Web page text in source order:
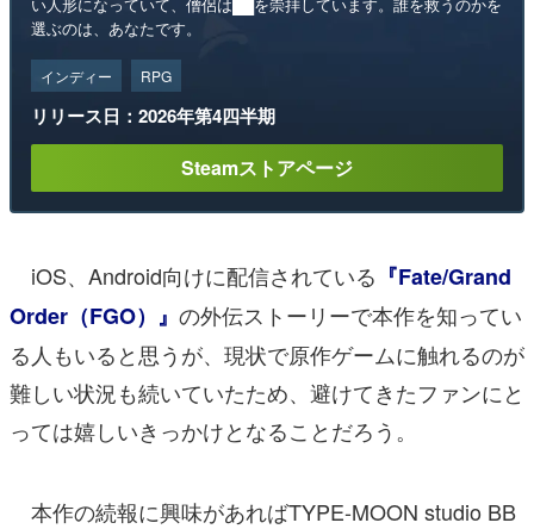
い人形になっていて、僧侶は██を崇拝しています。誰を救うのかを
選ぶのは、あなたです。
インディー RPG
リリース日：2026年第4四半期
Steamストアページ
iOS、Android向けに配信されている 『Fate/Grand
Order（FGO）』 の外伝ストーリーで本作を知ってい
る人もいると思うが、現状で原作ゲームに触れるのが
難しい状況も続いていたため、避けてきたファンにと
っては嬉しいきっかけとなることだろう。
本作の続報に興味があればTYPE-MOON studio BB